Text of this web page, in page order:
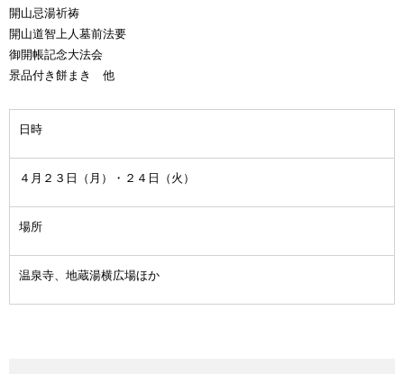
開山忌湯祈祷
開山道智上人墓前法要
御開帳記念大法会
景品付き餅まき 他
日時
４月２３日（月）・２４日（火）
場所
温泉寺、地蔵湯横広場ほか